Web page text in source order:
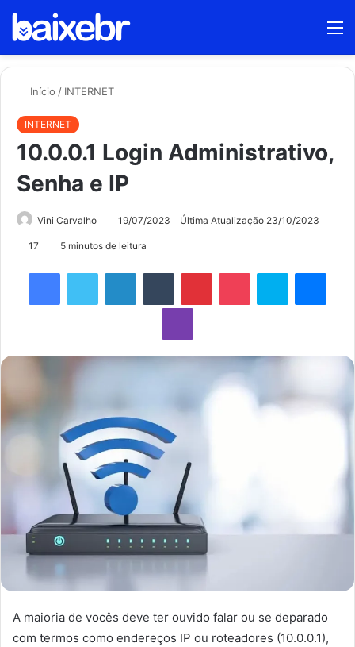
Início / INTERNET
INTERNET
10.0.0.1 Login Administrativo,
Senha e IP
Vini Carvalho 19/07/2023 Última Atualização 23/10/2023
17 5 minutos de leitura
FacebookTwitter LinkedinTumblr PinterestPocket Skype
Viber
A maioria de vocês deve ter ouvido falar ou se deparado
com termos como endereços IP ou roteadores (10.0.0.1),